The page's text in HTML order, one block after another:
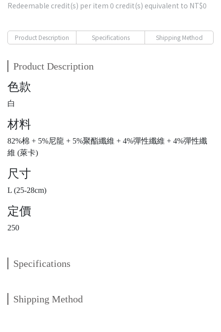
Redeemable credit(s) per item 0 credit(s) equivalent to NT$0
Product Description Specifications Shipping Method
Product Description
色款
白
材料
82%棉 + 5%尼龍 + 5%聚酯纖維 + 4%彈性纖維 + 4%彈性纖
維 (萊卡)
尺寸
L (25-28cm)
定價
250
Specifications
Shipping Method